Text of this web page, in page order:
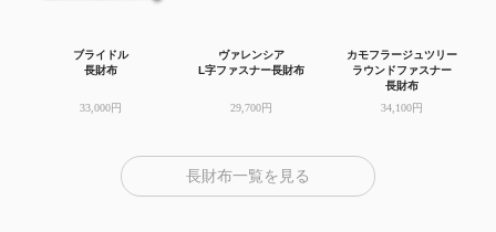
ブライドル
長財布
33,000円
ヴァレンシア
L字ファスナー長財布
29,700円
カモフラージュツリー
ラウンドファスナー
長財布
34,100円
長財布一覧を見る